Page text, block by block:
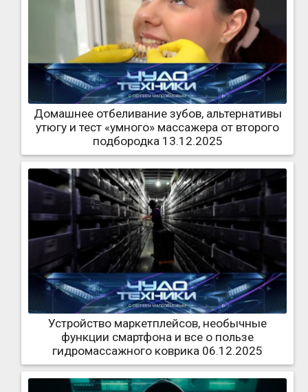
Домашнее отбеливание зубов, альтернативы
утюгу и тест «умного» массажера от второго
подбородка 13.12.2025
Устройство маркетплейсов, необычные
функции смартфона и все о пользе
гидромассажного коврика 06.12.2025